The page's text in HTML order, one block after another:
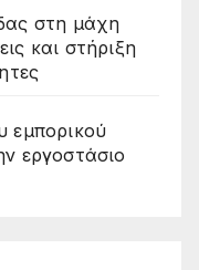
στη μάχη
και στήριξη
εμπορικού
εργοστάσιο